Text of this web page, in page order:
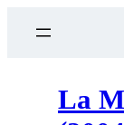
La